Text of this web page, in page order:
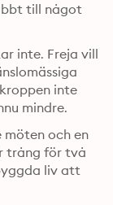
till något
inte. Freja vill
inte
mindre.
och en
trång för två
liv att